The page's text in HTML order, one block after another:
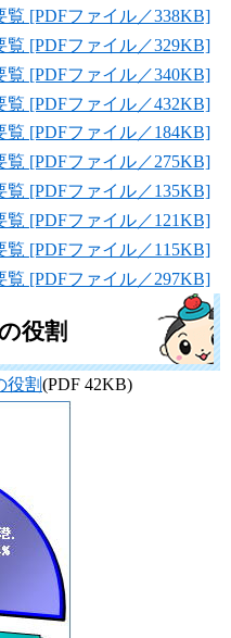
覧 [PDFファイル／338KB]
覧 [PDFファイル／329KB]
覧 [PDFファイル／340KB]
覧 [PDFファイル／432KB]
覧 [PDFファイル／184KB]
覧 [PDFファイル／275KB]
覧 [PDFファイル／135KB]
覧 [PDFファイル／121KB]
覧 [PDFファイル／115KB]
覧 [PDFファイル／297KB]
役割
役割(PDF 42KB)